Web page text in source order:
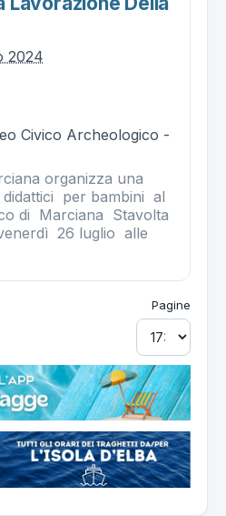
2024
Civico Archeologico -
organizza una
per bambini al
di Marciana Stavolta
26 luglio alle
Pagine